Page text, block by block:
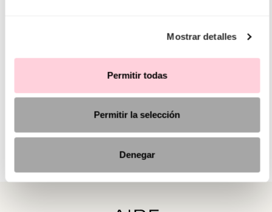
Mostrar detalles
Permitir todas
Permitir la selección
Denegar